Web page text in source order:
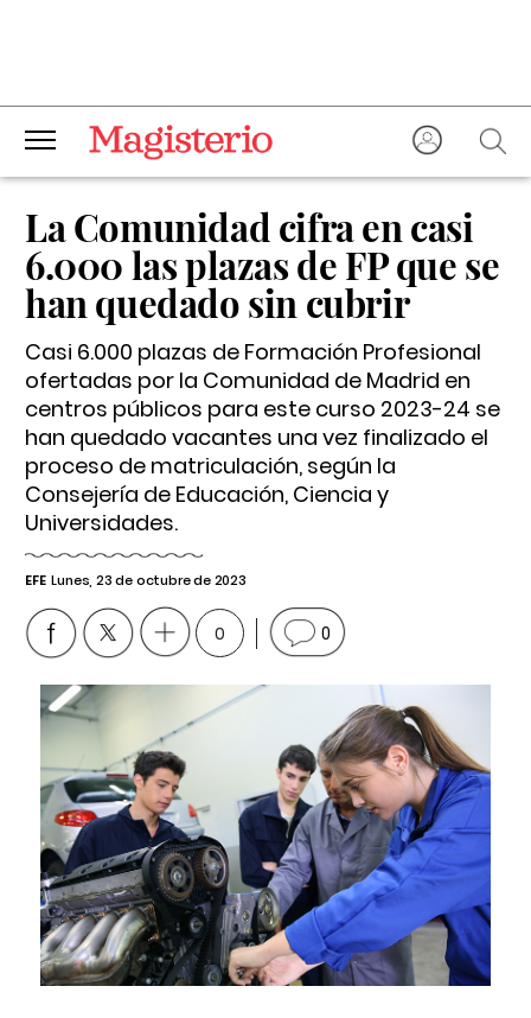
La Comunidad cifra en casi
6.000 las plazas de FP que se
han quedado sin cubrir
Casi 6.000 plazas de Formación Profesional
ofertadas por la Comunidad de Madrid en
centros públicos para este curso 2023-24 se
han quedado vacantes una vez finalizado el
proceso de matriculación, según la
Consejería de Educación, Ciencia y
Universidades.
EFE Lunes, 23 de octubre de 2023
0 0